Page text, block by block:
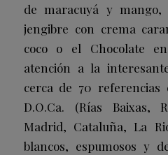
de maracuyá y mango,
jengibre con crema
cocoo el Chocolate
atención a la
cerca de 70 referencias
D.O.Ca. (Rías Baixas,
Madrid, Cataluña, La
blancos, espumosos y